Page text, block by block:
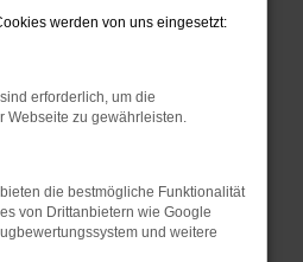
Seiten
die Seite in einem
in einem privaten
neu.
helfen, vorübergehende
werden von uns eingesetzt:
erforderlich, um die
Webseite zu gewährleisten.
die bestmögliche Funktionalität
von Drittanbietern wie Google
und weitere